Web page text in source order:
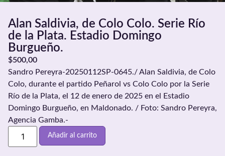
Alan Saldivia, de Colo Colo. Serie Río
de la Plata. Estadio Domingo
Burgueño.
$500,00
Sandro Pereyra-20250112SP-0645./ Alan Saldivia, de Colo
Colo, durante el partido Peñarol vs Colo Colo por la Serie
Río de la Plata, el 12 de enero de 2025 en el Estadio
Domingo Burgueño, en Maldonado. / Foto: Sandro Pereyra,
Agencia Gamba.-
Añadir al carrito